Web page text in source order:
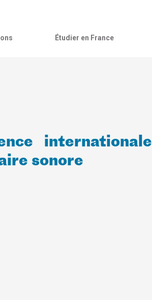
Étudier en France
internationale
sonore